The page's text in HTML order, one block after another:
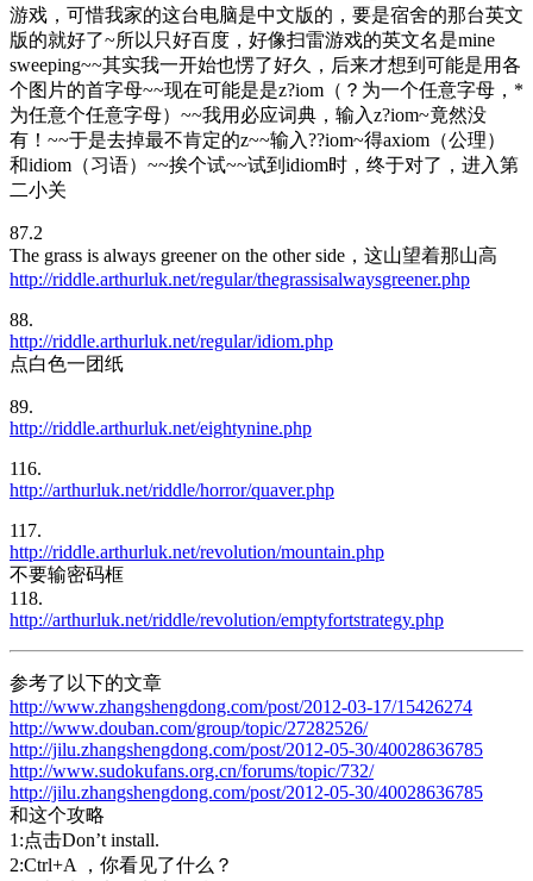
游戏，可惜我家的这台电脑是中文版的，要是宿舍的那台英文
版的就好了~所以只好百度，好像扫雷游戏的英文名是mine
sweeping~~其实我一开始也愣了好久，后来才想到可能是用各
个图片的首字母~~现在可能是是z?iom（？为一个任意字母，*
为任意个任意字母）~~我用必应词典，输入z?iom~竟然没
有！~~于是去掉最不肯定的z~~输入??iom~得axiom（公理）
和idiom（习语）~~挨个试~~试到idiom时，终于对了，进入第
二小关
87.2
The grass is always greener on the other side，这山望着那山高
http://riddle.arthurluk.net/regular/thegrassisalwaysgreener.php
88.
http://riddle.arthurluk.net/regular/idiom.php
点白色一团纸
89.
http://riddle.arthurluk.net/eightynine.php
116.
http://arthurluk.net/riddle/horror/quaver.php
117.
http://riddle.arthurluk.net/revolution/mountain.php
不要输密码框
118.
http://arthurluk.net/riddle/revolution/emptyfortstrategy.php
参考了以下的文章
http://www.zhangshengdong.com/post/2012-03-17/15426274
http://www.douban.com/group/topic/27282526/
http://jilu.zhangshengdong.com/post/2012-05-30/40028636785
http://www.sudokufans.org.cn/forums/topic/732/
http://jilu.zhangshengdong.com/post/2012-05-30/40028636785
和这个攻略
1:点击Don’t install.
2:Ctrl+A ，你看见了什么？